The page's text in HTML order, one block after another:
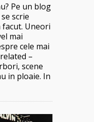
Pe un blog
scrie
facut. Uneori
mai
cele mai
–
scene
in ploaie. In